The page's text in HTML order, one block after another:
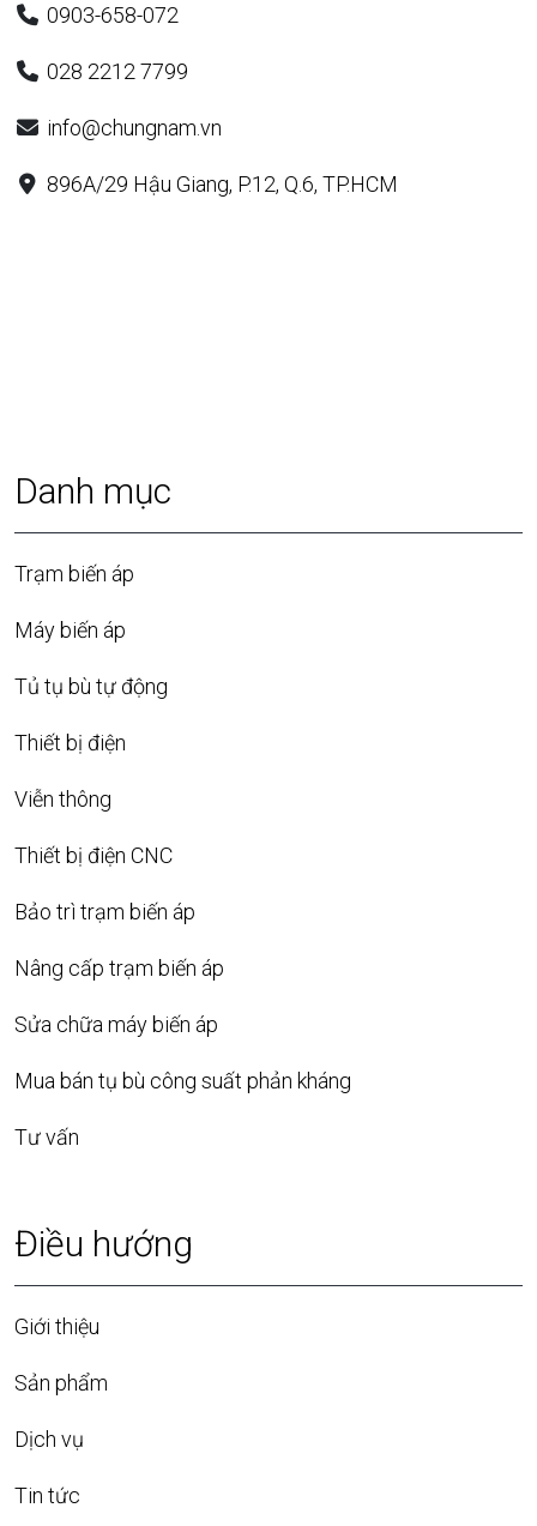
0903-658-072
028 2212 7799
info@chungnam.vn
896A/29 Hậu Giang, P.12, Q.6, TP.HCM
Danh mục
Trạm biến áp
Máy biến áp
Tủ tụ bù tự động
Thiết bị điện
Viễn thông
Thiết bị điện CNC
Bảo trì trạm biến áp
Nâng cấp trạm biến áp
Sửa chữa máy biến áp
Mua bán tụ bù công suất phản kháng
Tư vấn
Điều hướng
Giới thiệu
Sản phẩm
Dịch vụ
Tin tức